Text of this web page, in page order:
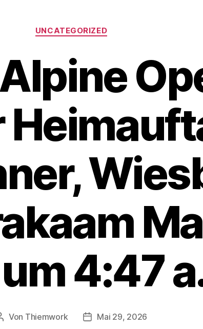
Kategorien
UNCATEGORIZED
4:47
Von Thiemwork Veröffentlichungsdatum
Mai 29, 2026